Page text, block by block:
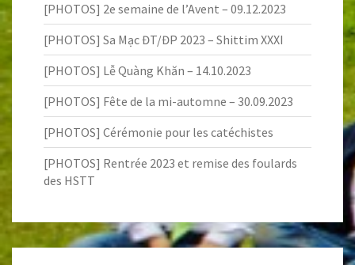
[PHOTOS] 2e semaine de l’Avent – 09.12.2023
[PHOTOS] Sa Mạc ĐT/ĐP 2023 – Shittim XXXI
[PHOTOS] Lễ Quàng Khăn – 14.10.2023
[PHOTOS] Fête de la mi-automne – 30.09.2023
[PHOTOS] Cérémonie pour les catéchistes
[PHOTOS] Rentrée 2023 et remise des foulards
des HSTT